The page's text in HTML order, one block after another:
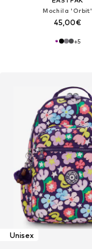
Mochila 'Orbit'
45,00€
+5
Unisex